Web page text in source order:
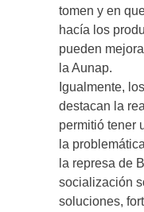
tomen y en
hacía los
pueden
la Aunap.
Igualmente,
destacan la
permitió tener
la
la represa de
socialización
soluciones,